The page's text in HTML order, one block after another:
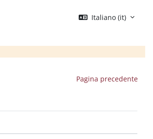
Italiano ‎(it)‎
Pagina precedente